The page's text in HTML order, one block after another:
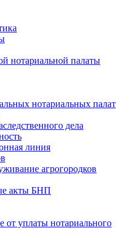
нотариальной палаты
нотариальных палат
дела
линия
агрогородков
акты БНП
от уплаты нотариального